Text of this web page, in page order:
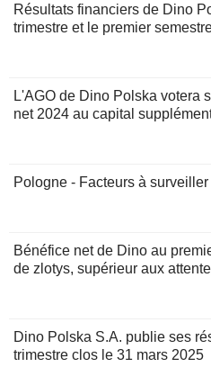
Résultats financiers de Dino
trimestre et le premier
L'AGO de Dino Polska votera
net 2024 au capital
Pologne - Facteurs à
Bénéfice net de Dino au
de zlotys, supérieur aux
Dino Polska S.A. publie ses
trimestre clos le 31 mars 2025